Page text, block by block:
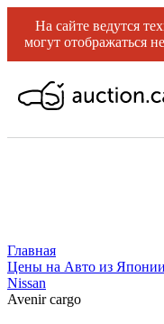
На сайте ведутся
могут отображаться
Главная
Цены на Авто из Японии
Nissan
Avenir cargo